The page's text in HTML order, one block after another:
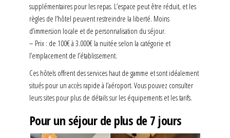
supplémentaires pour les repas. L’espace peut être réduit, et les
règles de l’hôtel peuvent restreindre la liberté. Moins
d’immersion locale et de personnalisation du séjour.
– Prix : de 100€ à 3.000€ la nuitée selon la catégorie et
l’emplacement de l’établissement.
Ces hôtels offrent des services haut de gamme et sont idéalement
situés pour un accès rapide à l’aéroport. Vous pouvez consulter
leurs sites pour plus de détails sur les équipements et les tarifs.
Pour un séjour de plus de 7 jours